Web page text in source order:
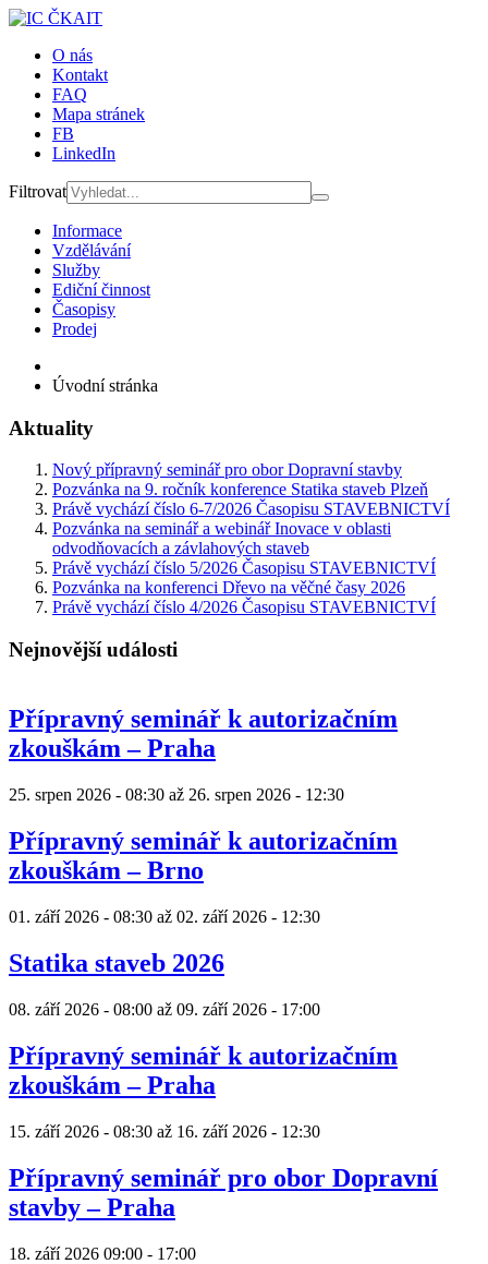
O nás
Kontakt
FAQ
Mapa stránek
FB
LinkedIn
Filtrovat
Informace
Vzdělávání
Služby
Ediční činnost
Časopisy
Prodej
Úvodní stránka
Aktuality
Nový přípravný seminář pro obor Dopravní stavby
Pozvánka na 9. ročník konference Statika staveb Plzeň
Právě vychází číslo 6-7/2026 Časopisu STAVEBNICTVÍ
Pozvánka na seminář a webinář Inovace v oblasti
odvodňovacích a závlahových staveb
Právě vychází číslo 5/2026 Časopisu STAVEBNICTVÍ
Pozvánka na konferenci Dřevo na věčné časy 2026
Právě vychází číslo 4/2026 Časopisu STAVEBNICTVÍ
Nejnovější události
Přípravný seminář k autorizačním
zkouškám – Praha
25. srpen 2026 - 08:30 až 26. srpen 2026 - 12:30
Přípravný seminář k autorizačním
zkouškám – Brno
01. září 2026 - 08:30 až 02. září 2026 - 12:30
Statika staveb 2026
08. září 2026 - 08:00 až 09. září 2026 - 17:00
Přípravný seminář k autorizačním
zkouškám – Praha
15. září 2026 - 08:30 až 16. září 2026 - 12:30
Přípravný seminář pro obor Dopravní
stavby – Praha
18. září 2026 09:00 - 17:00